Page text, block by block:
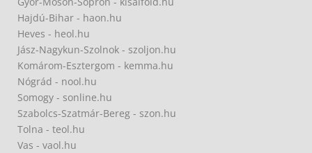
Hajdú-Bihar - haon.hu
Heves - heol.hu
Jász-Nagykun-Szolnok - szoljon.hu
Komárom-Esztergom - kemma.hu
Nógrád - nool.hu
Somogy - sonline.hu
Szabolcs-Szatmár-Bereg - szon.hu
Tolna - teol.hu
Vas - vaol.hu